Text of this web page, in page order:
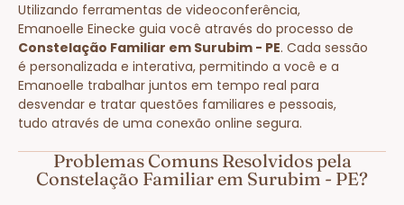
Utilizando ferramentas de videoconferência,
Emanoelle Einecke guia você através do processo de
Constelação Familiar em Surubim - PE. Cada sessão
é personalizada e interativa, permitindo a você e a
Emanoelle trabalhar juntos em tempo real para
desvendar e tratar questões familiares e pessoais,
tudo através de uma conexão online segura.
Problemas Comuns Resolvidos pela
Constelação Familiar em Surubim - PE?